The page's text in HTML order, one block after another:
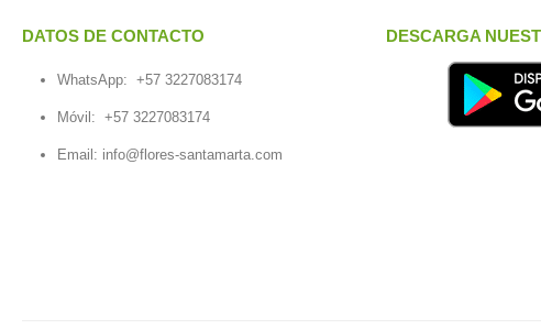
DATOS DE CONTACTO
WhatsApp: +57 3227083174
Móvil: +57 3227083174
Email: info@flores-santamarta.com
DESCARGA